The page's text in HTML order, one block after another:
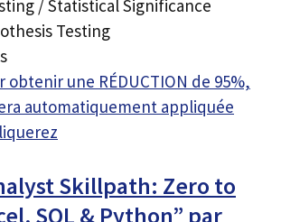
/ Statistical Significance
Testing
obtenir une RÉDUCTION de 95%,
automatiquement appliquée
Skillpath: Zero to
SQL & Python” par